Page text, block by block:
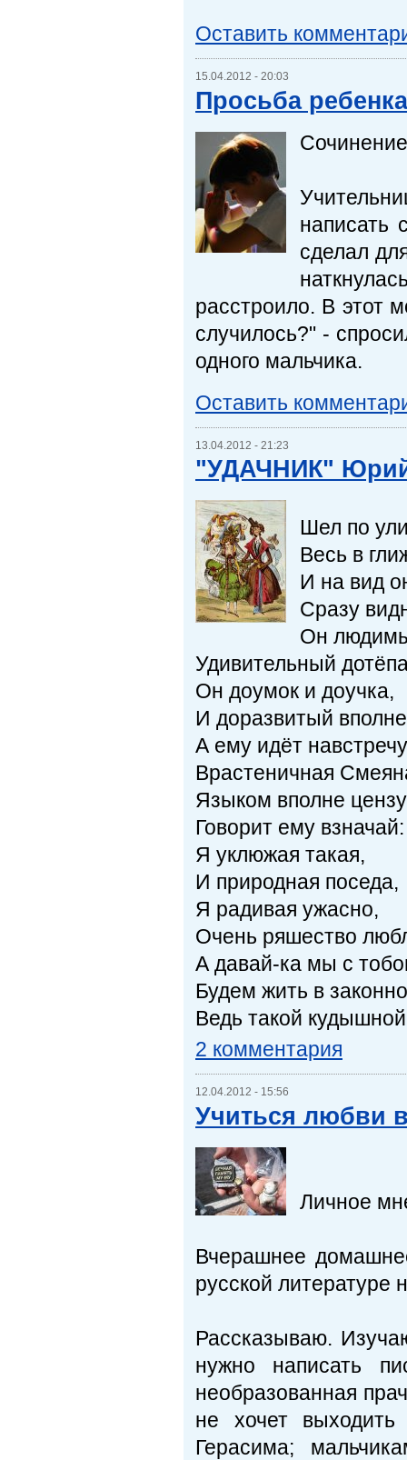
Оставить
15.04.2012 - 20:03
Просьба
написать
сделал
расстроило. В этот
случилось?" -
одного мальчика.
Оставить
13.04.2012 - 21:23
"УДАЧНИК"
Шел по
Весь в
И на вид
Сразу
Он
Удивительный
Он доумок и доучка,
И доразвитый
А ему идёт навстречу
Врастеничная
Языком вполне
Говорит ему взначай:
Я уклюжая такая,
И природная поседа,
Я радивая ужасно,
Очень ряшество
А давай-ка мы с
Будем жить в
Ведь такой
2 комментария
12.04.2012 - 15:56
Учиться любви
Личное
Вчерашнее
русской
Рассказываю.
нужно написать
необразованная
не хочет
Герасима;